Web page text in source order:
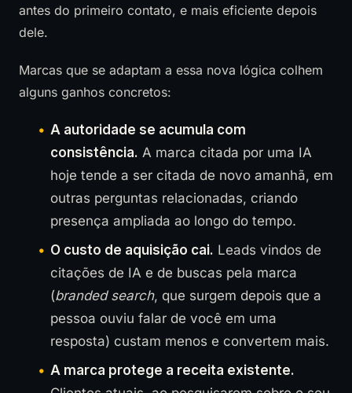
antes do primeiro contato, e mais eficiente depois
dele.
Marcas que se adaptam a essa nova lógica colhem
alguns ganhos concretos:
A autoridade se acumula com
consistência. A marca citada por uma IA
hoje tende a ser citada de novo amanhã, em
outras perguntas relacionadas, criando
presença ampliada ao longo do tempo.
O custo de aquisição cai. Leads vindos de
citações de IA e de buscas pela marca
(branded search, que surgem depois que a
pessoa ouviu falar de você em uma
resposta) custam menos e convertem mais.
A marca protege a receita existente.